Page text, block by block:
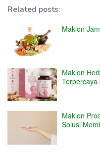
Related posts:
Maklon
Maklon
Terpercaya
Maklon
Solusi